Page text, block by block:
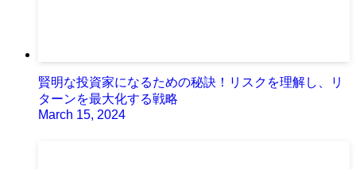
賢明な投資家になるための秘訣！リスクを理解し、リ
ターンを最大化する戦略
March 15, 2024